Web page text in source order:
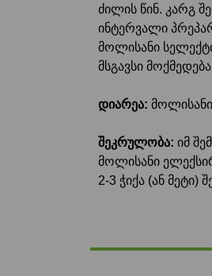
ძილის წინ. კარგ
ინტერვალი
მოლისანი
მსგავსი
დიარეა:
შეკრულობა: იმ
მოლისანი
2-3 ჭიქა (ან